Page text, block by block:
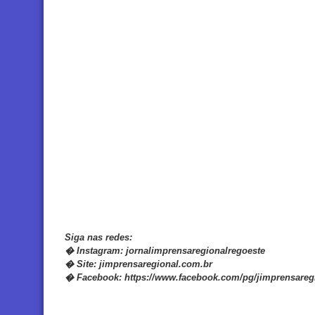
Siga nas redes:
�Instagram: jornalimprensaregionalregoeste
�Site: jimprensaregional.com.br
�Facebook: https://www.facebook.com/pg/